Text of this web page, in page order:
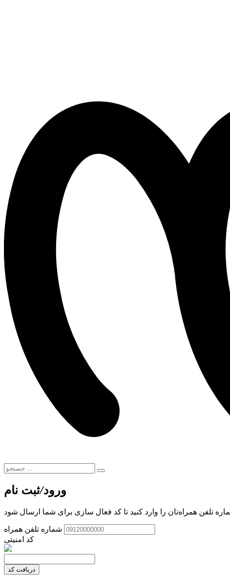
ورود/ثبت نام
تلفن همراه‌تان را وارد کنید تا کد فعال سازی برای شما ارسال شود
کد امنیتی
دریافت کد